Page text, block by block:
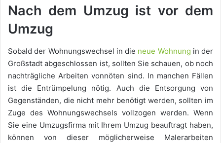
Nach dem Umzug ist vor dem
Umzug
Sobald der Wohnungswechsel in die neue Wohnung in der
Großstadt abgeschlossen ist, sollten Sie schauen, ob noch
nachträgliche Arbeiten vonnöten sind. In manchen Fällen
ist die Entrümpelung nötig. Auch die Entsorgung von
Gegenständen, die nicht mehr benötigt werden, sollten im
Zuge des Wohnungswechsels vollzogen werden. Wenn
Sie eine Umzugsfirma mit Ihrem Umzug beauftragt haben,
können von dieser möglicherweise Malerarbeiten